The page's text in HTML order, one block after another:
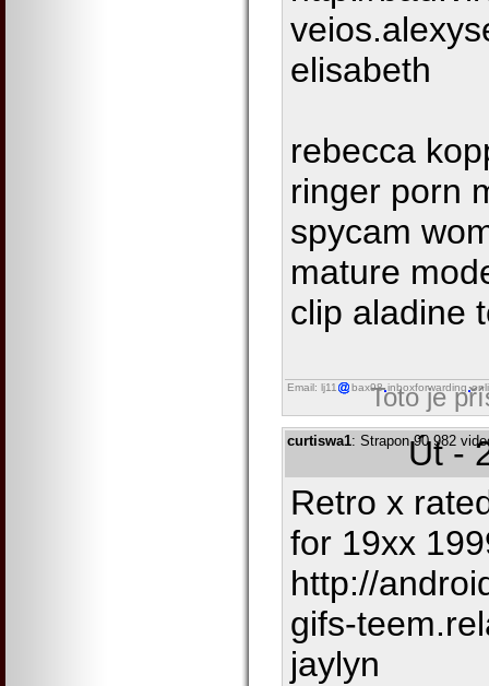
elisabeth
rebecca
ringer porn
spycam
mature
clip aladine
Email: lj11 bax98 inboxforwarding
Toto je
curtiswa1: Strapon 90 982
Út -
Retro x
for 19xx
http://
gifs-
jaylyn